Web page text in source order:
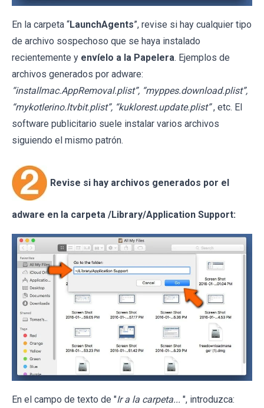
En la carpeta “LaunchAgents”, revise si hay cualquier tipo
de archivo sospechoso que se haya instalado
recientemente y envíelo a la Papelera. Ejemplos de
archivos generados por adware:
“installmac.AppRemoval.plist”, “myppes.download.plist”,
“mykotlerino.ltvbit.plist”, “kuklorest.update.plist” , etc. El
software publicitario suele instalar varios archivos
siguiendo el mismo patrón.
Revise si hay archivos generados por el
adware en la carpeta /Library/Application Support:
En el campo de texto de "Ir a la carpeta... ", introduzca: